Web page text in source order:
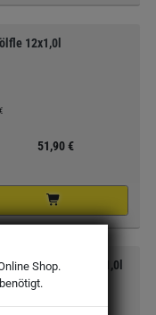
12x1,0l
51,90 €
Riesling 12x1,0l
Shop.